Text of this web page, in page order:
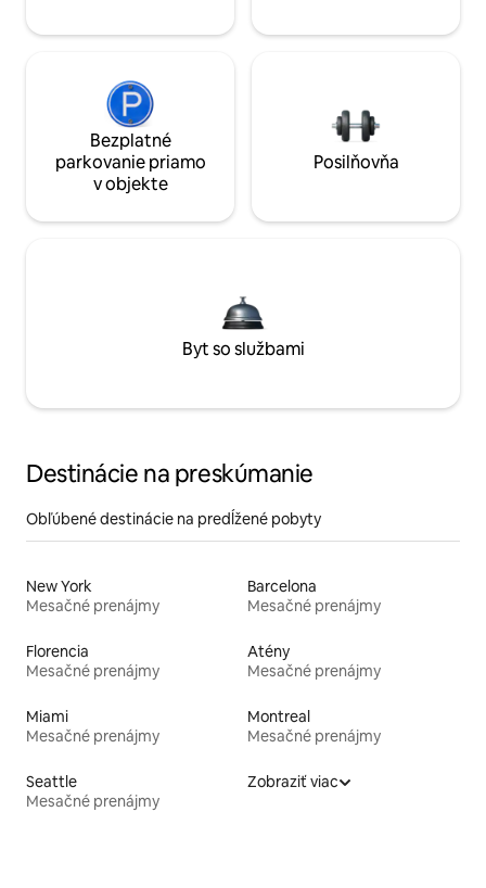
Bezplatné
parkovanie priamo
v objekte
Posilňovňa
Byt so službami
Destinácie na preskúmanie
Obľúbené destinácie na predĺžené pobyty
New York
Mesačné prenájmy
Barcelona
Mesačné prenájmy
Florencia
Mesačné prenájmy
Atény
Mesačné prenájmy
Miami
Mesačné prenájmy
Montreal
Mesačné prenájmy
Seattle
Mesačné prenájmy
Zobraziť viac